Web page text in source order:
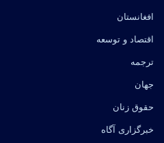
افغانستان
اقتصاد و توسعه
ترجمه
جهان
حقوق زنان
خبرگزاری آگاه